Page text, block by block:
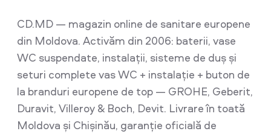
CD.MD — magazin online de sanitare europene
din Moldova. Activăm din 2006: baterii, vase
WC suspendate, instalații, sisteme de duș și
seturi complete vas WC + instalație + buton de
la branduri europene de top — GROHE, Geberit,
Duravit, Villeroy & Boch, Devit. Livrare în toată
Moldova și Chișinău, garanție oficială de